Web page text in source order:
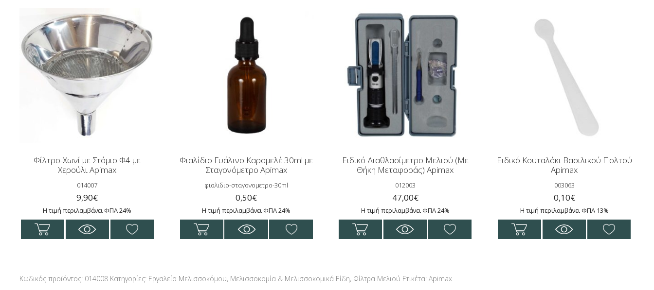
Φίλτρο-Χωνί με Στόμιο Φ4 με
Χερούλι Apimax
014007
9,90€
Η τιμή περιλαμβάνει ΦΠΑ 24%
Φιαλίδιο Γυάλινο Καραμελέ 30ml με
Σταγονόμετρο Apimax
φιαλιδιο-σταγονομετρο-30ml
0,50€
Η τιμή περιλαμβάνει ΦΠΑ 24%
Ειδικό Διαθλασίμετρο Μελιού (Με
Θήκη Μεταφοράς) Apimax
012003
47,00€
Η τιμή περιλαμβάνει ΦΠΑ 24%
Ειδικό Κουταλάκι Βασιλικού Πολτού
Apimax
003063
0,10€
Η τιμή περιλαμβάνει ΦΠΑ 13%
Κωδικός προϊόντος: 014008 Κατηγορίες: Εργαλεία Μελισσοκόμου, Μελισσοκομία & Μελισσοκομικά Είδη, Φίλτρα Μελιού Ετικέτα: Apimax